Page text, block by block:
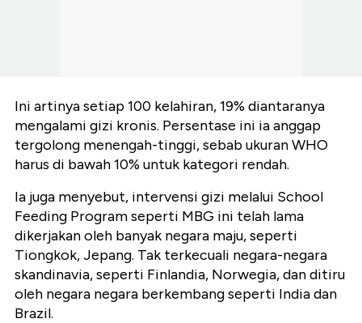
Ini artinya setiap 100 kelahiran, 19% diantaranya
mengalami gizi kronis. Persentase ini ia anggap
tergolong menengah-tinggi, sebab ukuran WHO
harus di bawah 10% untuk kategori rendah.
Ia juga menyebut, intervensi gizi melalui School
Feeding Program seperti MBG ini telah lama
dikerjakan oleh banyak negara maju, seperti
Tiongkok, Jepang. Tak terkecuali negara-negara
skandinavia, seperti Finlandia, Norwegia, dan ditiru
oleh negara negara berkembang seperti India dan
Brazil.